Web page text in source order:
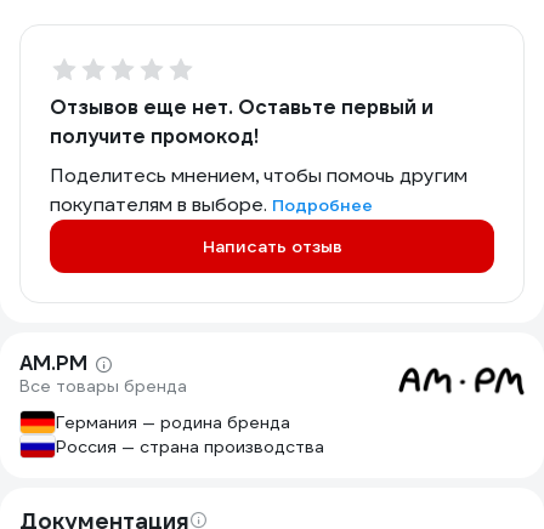
Отзывов еще нет. Оставьте первый и
получите промокод!
Поделитесь мнением, чтобы помочь другим
покупателям в выборе. Подробнее
Написать отзыв
AM.PM
Все товары бренда
Германия — родина бренда
Россия — страна производства
Документация